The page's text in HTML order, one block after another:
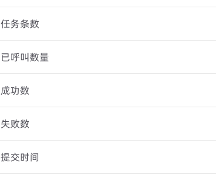
任务条数
已呼叫数量
成功数
失败数
提交时间